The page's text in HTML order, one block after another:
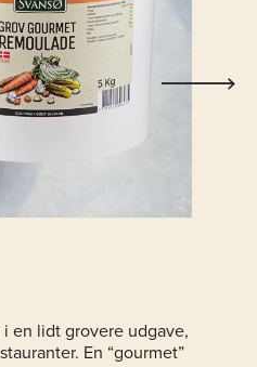
en lidt grovere udgave,
En “gourmet”